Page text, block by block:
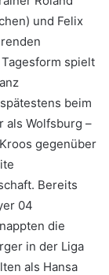
und Felix
spielt
beim
als Wolfsburg –
gegenüber
Bereits
04
die
in der Liga
als Hansa